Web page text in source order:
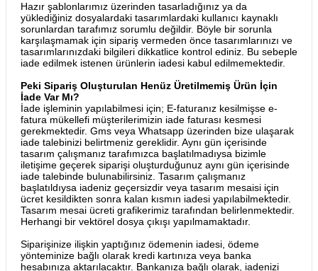
Hazır şablonlarımız üzerinden tasarladığınız ya da
yüklediğiniz dosyalardaki tasarımlardaki kullanıcı kaynaklı
sorunlardan tarafımız sorumlu değildir. Böyle bir sorunla
karşılaşmamak için sipariş vermeden önce tasarımlarınızı ve
tasarımlarınızdaki bilgileri dikkatlice kontrol ediniz. Bu sebeple
iade edilmek istenen ürünlerin iadesi kabul edilmemektedir.
Peki Sipariş Oluşturulan Henüz Üretilmemiş Ürün İçin
İade Var Mı?
İade işleminin yapılabilmesi için; E-faturanız kesilmişse e-
fatura mükellefi müşterilerimizin iade faturası kesmesi
gerekmektedir. Gms veya Whatsapp üzerinden bize ulaşarak
iade talebinizi belirtmeniz gereklidir. Aynı gün içerisinde
tasarım çalışmanız tarafımızca başlatılmadıysa bizimle
iletişime geçerek siparişi oluşturduğunuz aynı gün içerisinde
iade talebinde bulunabilirsiniz. Tasarım çalışmanız
başlatıldıysa iadeniz geçersizdir veya tasarım mesaisi için
ücret kesildikten sonra kalan kısmın iadesi yapılabilmektedir.
Tasarım mesai ücreti grafikerimiz tarafından belirlenmektedir.
Herhangi bir vektörel dosya çıkışı yapılmamaktadır.
Siparişinize ilişkin yaptığınız ödemenin iadesi, ödeme
yönteminize bağlı olarak kredi kartınıza veya banka
hesabınıza aktarılacaktır. Bankanıza bağlı olarak, iadenizi